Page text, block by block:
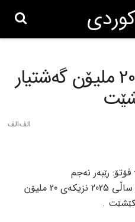
ئێران هەوڵدەدات 20 ملیۆن گەشتیار
رێبەر نەجم
ئێران پلان بۆ ئەوە دادەنێت تاكو ساڵی 2025 نزیكەی 20 ملیۆن
.